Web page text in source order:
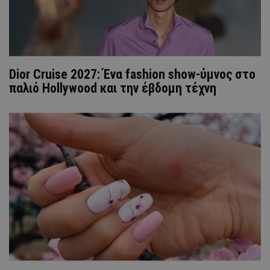
Dior Cruise 2027: Ένα fashion show-ύμνος στο
παλιό Hollywood και την έβδομη τέχνη